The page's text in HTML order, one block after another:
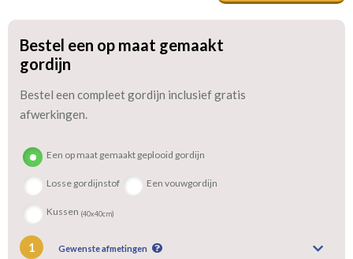
We hebben bijna alle stoffen op voorraad, bestel daarom gerust
eerst een knipstaaltje.
Zo weet u precies met welke kleur en kwaliteit uw gordijnen
worden gemaakt.
Tip:Laat voor aangename verduistering en isolatie de gordijnen
voeren: een verschil van dag en nacht!
Bestel een op maat gemaakt
gordijn
Bestel een compleet gordijn inclusief gratis
afwerkingen.
Een op maat gemaakt geplooid gordijn
Losse gordijnstof Een vouwgordijn
Kussen (40x40cm)
1 Gewenste afmetingen